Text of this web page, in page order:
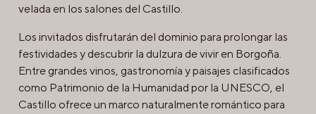
velada en los salones del Castillo.
Los invitados disfrutarán del dominio para prolongar las
festividades y descubrir la dulzura de vivir en Borgoña.
Entre grandes vinos, gastronomía y paisajes clasificados
como Patrimonio de la Humanidad por la UNESCO, el
Castillo ofrece un marco naturalmente romántico para